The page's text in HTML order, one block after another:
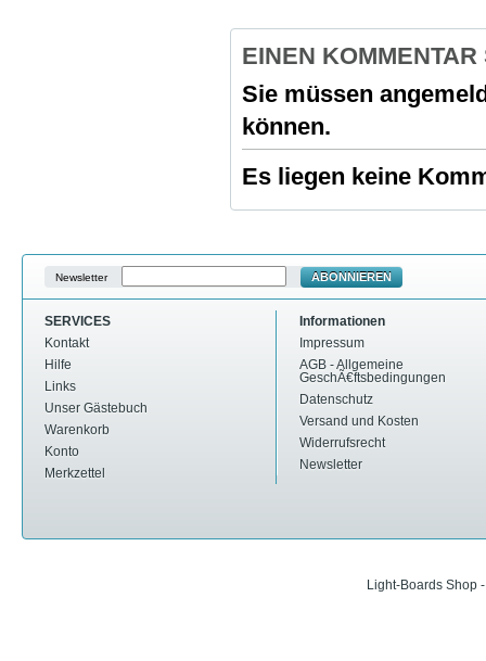
EINEN
Sie müssen
können.
Es liegen keine
Newsletter ABONNIEREN
SERVICES
Kontakt
Hilfe
Links
Unser Gästebuch
Warenkorb
Konto
Merkzettel
Informationen
Impressum
AGB - Allgemeine
GeschÃ€ftsbedingungen
Datenschutz
Versand und Kosten
Widerrufsrecht
Newsletter
Light-Boards Shop